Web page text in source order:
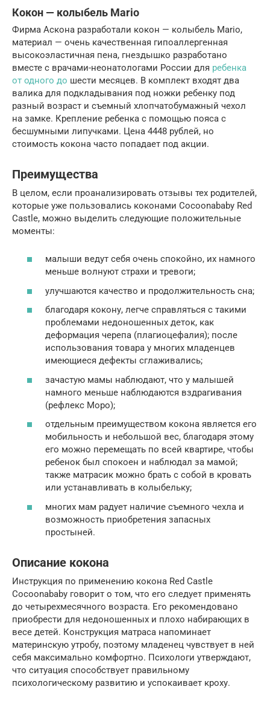
Кокон — колыбель Mario
Фирма Аскона разработали кокон — колыбель Mario,
материал — очень качественная гипоаллергенная
высокоэластичная пена, гнездышко разработано
вместе с врачами-неонатологами России для ребенка
от одного до шести месяцев. В комплект входят два
валика для подкладывания под ножки ребенку под
разный возраст и съемный хлопчатобумажный чехол
на замке. Крепление ребенка с помощью пояса с
бесшумными липучками. Цена 4448 рублей, но
стоимость кокона часто попадает под акции.
Преимущества
В целом, если проанализировать отзывы тех родителей,
которые уже пользовались коконами Cocoonababy Red
Castle, можно выделить следующие положительные
моменты:
малыши ведут себя очень спокойно, их намного
меньше волнуют страхи и тревоги;
улучшаются качество и продолжительность сна;
благодаря кокону, легче справляться с такими
проблемами недоношенных деток, как
деформация черепа (плагиоцефалия); после
использования товара у многих младенцев
имеющиеся дефекты сглаживались;
зачастую мамы наблюдают, что у малышей
намного меньше наблюдаются вздрагивания
(рефлекс Моро);
отдельным преимуществом кокона является его
мобильность и небольшой вес, благодаря этому
его можно перемещать по всей квартире, чтобы
ребенок был спокоен и наблюдал за мамой;
также матрасик можно брать с собой в кровать
или устанавливать в колыбельку;
многих мам радует наличие съемного чехла и
возможность приобретения запасных
простыней.
Описание кокона
Инструкция по применению кокона Red Castle
Cocoonababy говорит о том, что его следует применять
до четырехмесячного возраста. Его рекомендовано
приобрести для недоношенных и плохо набирающих в
весе детей. Конструкция матраса напоминает
материнскую утробу, поэтому младенец чувствует в ней
себя максимально комфортно. Психологи утверждают,
что ситуация способствует правильному
психологическому развитию и успокаивает кроху.